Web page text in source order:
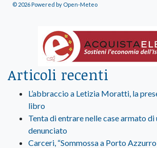
© 2026 Powered by Open-Meteo
Articoli recenti
L’abbraccio a Letizia Moratti, la
libro
Tenta di entrare nelle case armato
denunciato
Carceri, “Sommossa a Porto